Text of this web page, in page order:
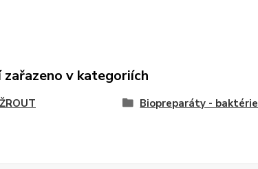
zařazeno v kategoriích
Biopreparáty - baktérie